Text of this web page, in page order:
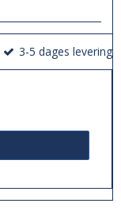
3-5 dages levering